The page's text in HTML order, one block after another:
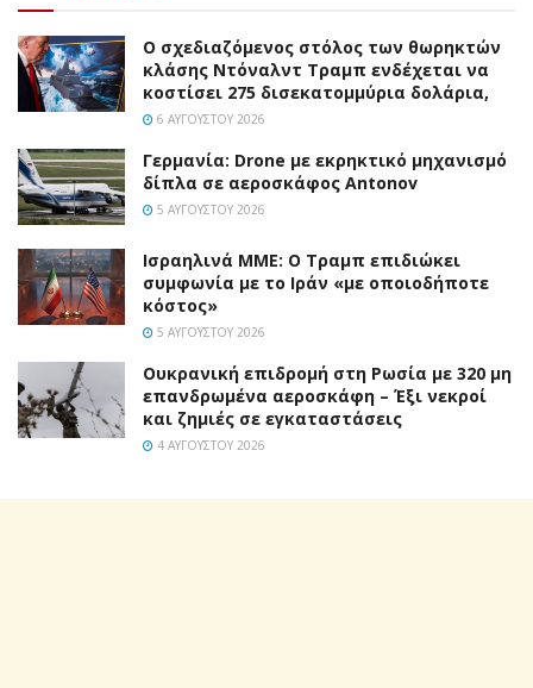
Ο σχεδιαζόμενος στόλος των θωρηκτών
κλάσης Ντόναλντ Τραμπ ενδέχεται να
κοστίσει 275 δισεκατομμύρια δολάρια,
6 ΑΥΓΟΎΣΤΟΥ 2026
Γερμανία: Drone με εκρηκτικό μηχανισμό
δίπλα σε αεροσκάφος Antonov
5 ΑΥΓΟΎΣΤΟΥ 2026
Ισραηλινά ΜΜΕ: Ο Τραμπ επιδιώκει
συμφωνία με το Ιράν «με οποιοδήποτε
κόστος»
5 ΑΥΓΟΎΣΤΟΥ 2026
Ουκρανική επιδρομή στη Ρωσία με 320 μη
επανδρωμένα αεροσκάφη – Έξι νεκροί
και ζημιές σε εγκαταστάσεις
4 ΑΥΓΟΎΣΤΟΥ 2026